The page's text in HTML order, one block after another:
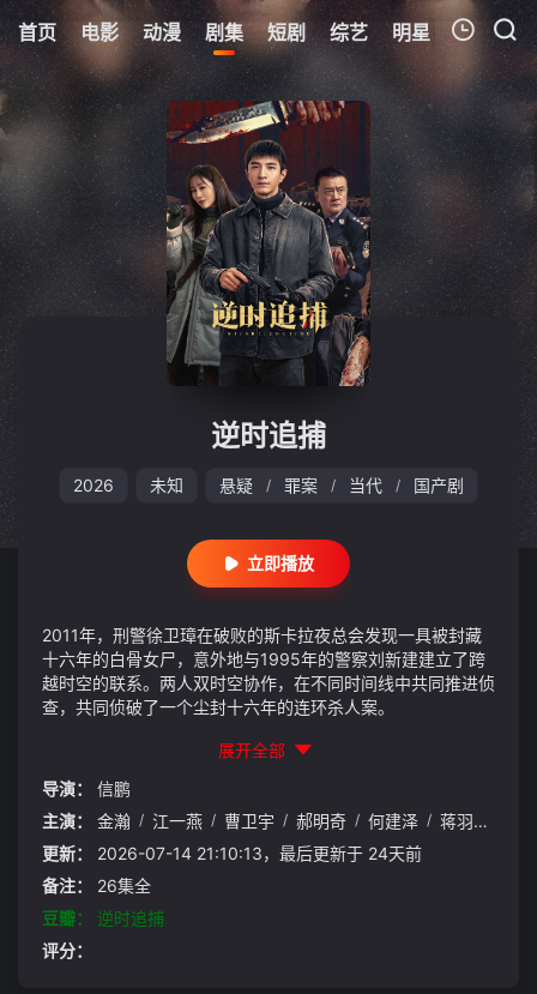
首页 电影 动漫 剧集 短剧 综艺 明星 周表
我的观影记录
暂无观看影片的记录
逆时追捕
2026 未知 悬疑 / 罪案 / 当代 / 国产剧
立即播放
2011年，刑警徐卫璋在破败的斯卡拉夜总会发现一具被封藏
十六年的白骨女尸，意外地与1995年的警察刘新建建立了跨
越时空的联系。两人双时空协作，在不同时间线中共同推进侦
查，共同侦破了一个尘封十六年的连环杀人案。
展开全部
导演：
信鹏
主演：
金瀚 / 江一燕 / 曹卫宇 / 郝明奇 / 何建泽 / 蒋羽熙
更新：
2026-07-14 21:10:13，最后更新于 24天前
备注：
26集全
豆瓣：
逆时追捕
评分：